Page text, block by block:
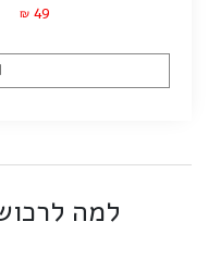
₪ 49
למה